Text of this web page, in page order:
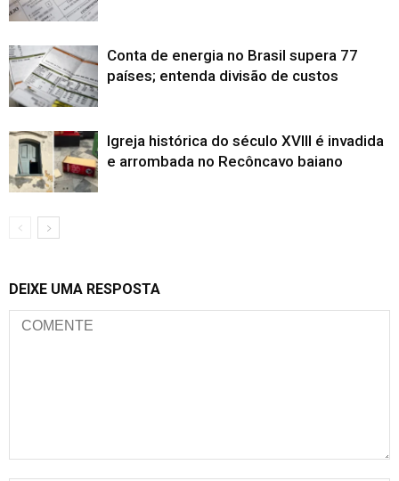
Conta de energia no Brasil supera 77
países; entenda divisão de custos
Igreja histórica do século XVIII é invadida
e arrombada no Recôncavo baiano
DEIXE UMA RESPOSTA